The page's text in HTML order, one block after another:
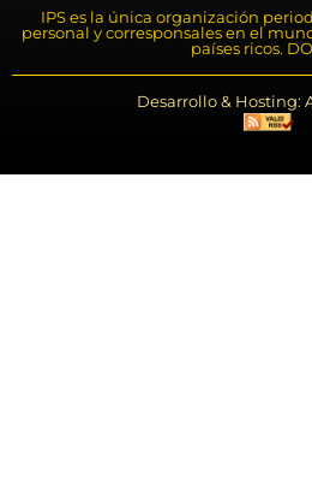
IPS es la única organización
personal y corresponsales en el
países ricos.
Desarrollo & Hosting: